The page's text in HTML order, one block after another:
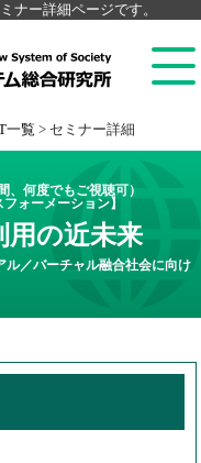
ナー詳細ページです。
一覧 > セミナー詳細
何度でもご視聴可）
ォーメーション】
の近未来
／バーチャル融合社会に向け